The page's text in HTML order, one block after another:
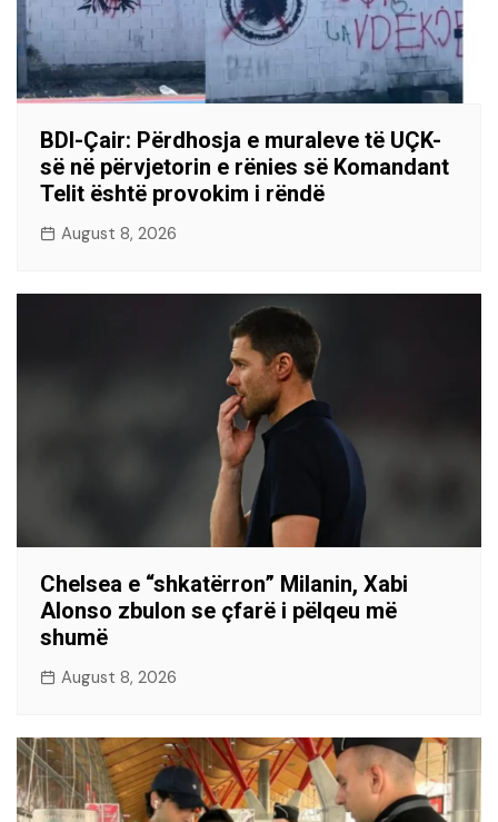
BDI-Çair: Përdhosja e muraleve të UÇK-
së në përvjetorin e rënies së Komandant
Telit është provokim i rëndë
August 8, 2026
Chelsea e “shkatërron” Milanin, Xabi
Alonso zbulon se çfarë i pëlqeu më
shumë
August 8, 2026